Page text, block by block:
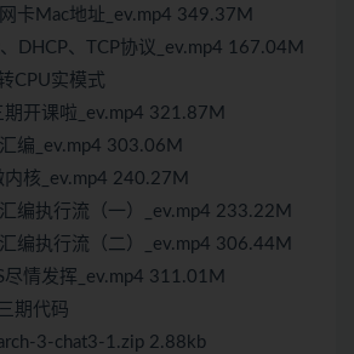
卡Mac地址_ev.mp4 349.37M
DHCP、TCP协议_ev.mp4 167.04M
CPU实模式
开课啦_ev.mp4 321.87M
编_ev.mp4 303.06M
核_ev.mp4 240.27M
编执行流（一）_ev.mp4 233.22M
编执行流（二）_ev.mp4 306.44M
情发挥_ev.mp4 311.01M
期代码
3-chat3-1.zip 2.88kb